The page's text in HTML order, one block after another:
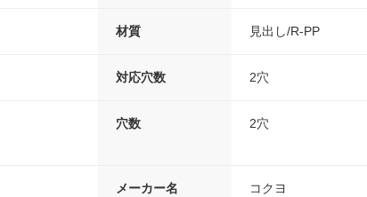
材質 見出し/R-PP
対応穴数 2穴
穴数 2穴
メーカー名 コクヨ